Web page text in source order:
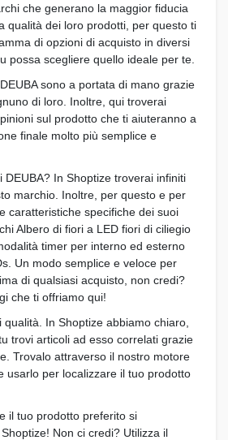
che generano la maggior fiducia
qualità dei loro prodotti, per questo ti
di opzioni di acquisto in diversi
possa scegliere quello ideale per te.
sono a portata di mano grazie
di loro. Inoltre, qui troverai
sul prodotto che ti aiuteranno a
finale molto più semplice e
DEUBA? In Shoptize troverai infiniti
marchio. Inoltre, per questo e per
caratteristiche specifiche dei suoi
Albero di fiori a LED fiori di ciliegio
timer per interno ed esterno
Un modo semplice e veloce per
di qualsiasi acquisto, non credi?
che ti offriamo qui!
qualità. In Shoptize abbiamo chiaro,
trovi articoli ad esso correlati grazie
Trovalo attraverso il nostro motore
usarlo per localizzare il tuo prodotto
il tuo prodotto preferito si
Non ci credi? Utilizza il